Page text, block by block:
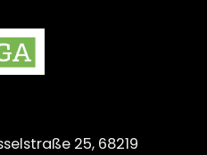
25, 68219